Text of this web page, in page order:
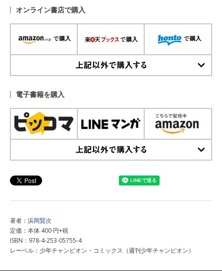
オンライン書店で購入
電子書籍を購入
著者： 浜岡賢次
定価：本体 400 円+税
ISBN：978-4-253-05755-4
レーベル：少年チャンピオン・コミックス（週刊少年チャンピオン）